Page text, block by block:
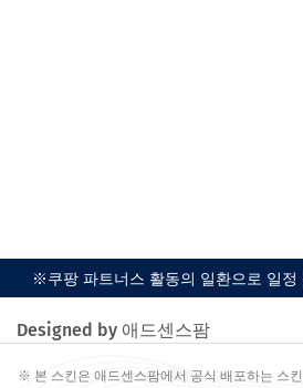
※쿠팡 파트너스 활동의 일환으로 일정
Designed by 애드센스팜
※ 본 스킨은 애드센스팜에서 공식 배포하는 스